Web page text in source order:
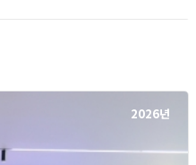
2026년